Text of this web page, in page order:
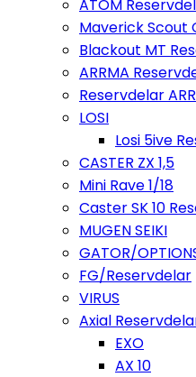
ATOM
Maverick Scout
Blackout MT
ARRMA
Reservdelar
LOSI
Losi 5ive
CASTER ZX 1,5
Mini Rave 1/18
Caster SK 10
MUGEN SEIKI
GATOR/
FG/Reservdelar
VIRUS
Axial
EXO
AX 10